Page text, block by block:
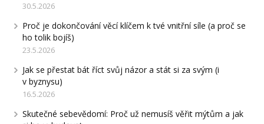
30.5.2026
Proč je dokončování věcí klíčem k tvé vnitřní síle (a proč se
ho tolik bojíš)
23.5.2026
Jak se přestat bát říct svůj názor a stát si za svým (i
v byznysu)
16.5.2026
Skutečné sebevědomí: Proč už nemusíš věřit mýtům a jak